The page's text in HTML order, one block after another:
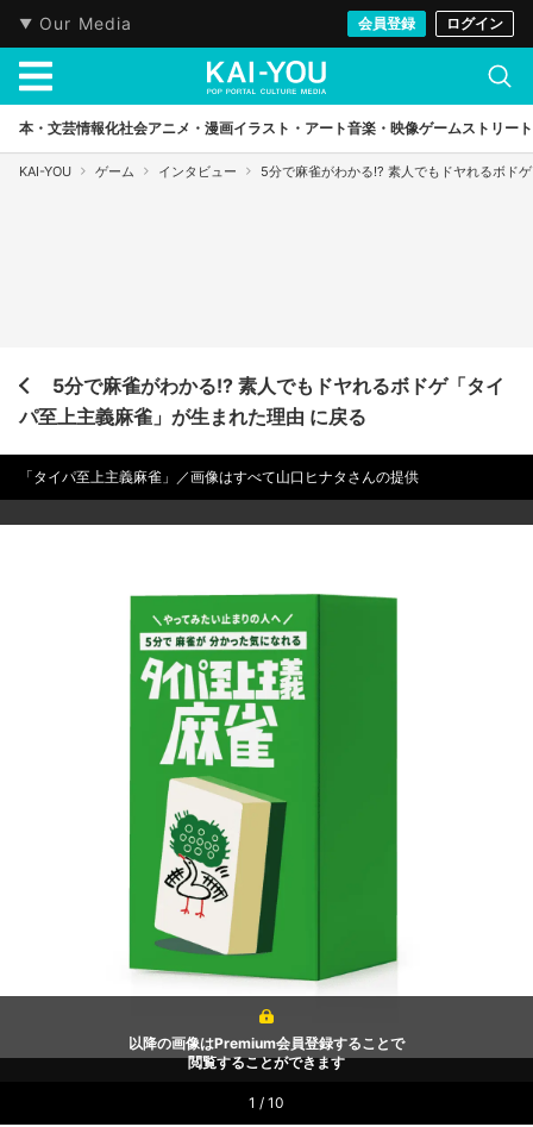
Our Media 会員登録 ログイン
本・文芸情報化社会アニメ・漫画イラスト・アート音楽・映像ゲームストリート
KAI-YOU ゲーム インタビュー 5分で麻雀がわかる!? 素人でもドヤれるボド
5分で麻雀がわかる!? 素人でもドヤれるボドゲ「タイ
パ至上主義麻雀」が生まれた理由 に戻る
「タイパ至上主義麻雀」／画像はすべて山口ヒナタさんの提供
以降の画像はPremium会員登録することで
閲覧することができます
1 / 10